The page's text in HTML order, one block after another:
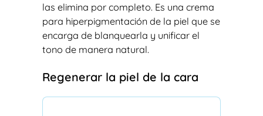
las elimina por completo. Es una crema
para hiperpigmentación de la piel que se
encarga de blanquearla y unificar el
tono de manera natural.
Regenerar la piel de la cara